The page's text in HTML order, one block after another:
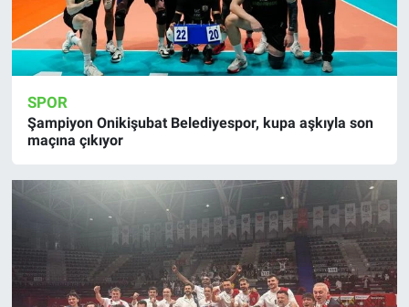
SPOR
Şampiyon Onikişubat Belediyespor, kupa aşkıyla son
maçına çıkıyor